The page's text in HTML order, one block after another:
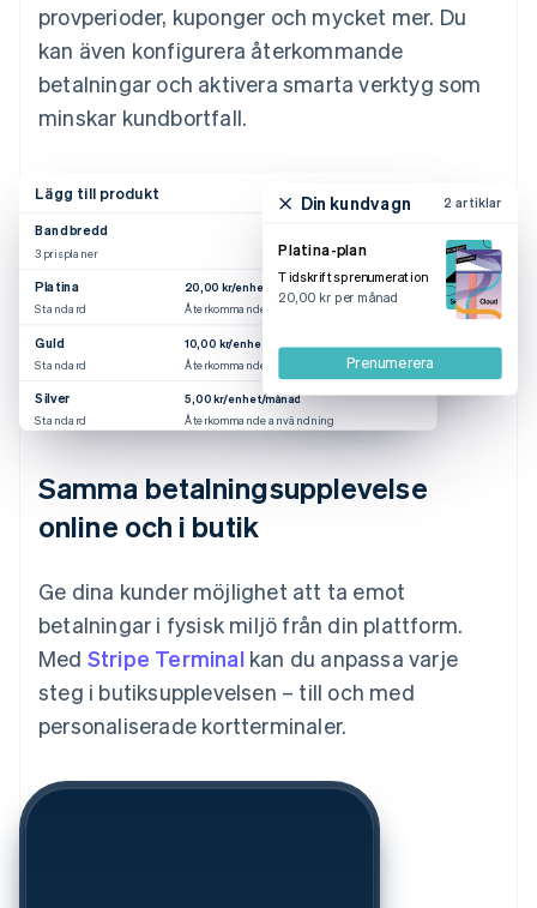
provperioder, kuponger och mycket mer. Du
kan även konfigurera återkommande
betalningar och aktivera smarta verktyg som
minskar kundbortfall.
Lägg till produkt
Bandbredd
3 prisplaner
Platina
Standard
20,00 kr/enhet/månad
Återkommande användning
Guld
Standard
10,00 kr/enhet/månad
Återkommande användning
Silver
Standard
5,00 kr/enhet/månad
Återkommande användning
Din kundvagn 2 artiklar
Platina-plan
Tidskriftsprenumeration
20,00 kr per månad
Prenumerera
Samma betalningsupplevelse
online och i butik
Ge dina kunder möjlighet att ta emot
betalningar i fysisk miljö från din plattform.
Med Stripe Terminal kan du anpassa varje
steg i butiksupplevelsen – till och med
personaliserade kortterminaler.